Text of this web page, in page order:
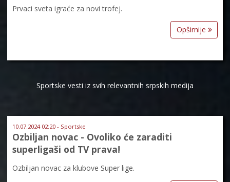
Prvaci sveta igraće za novi trofej.
Opširnije
Sportske vesti iz svih relevantnih srpskih medija
10.07.2024 02:20 - Sportske
Ozbiljan novac - Ovoliko će zaraditi
superligaši od TV prava!
Ozbiljan novac za klubove Super lige.